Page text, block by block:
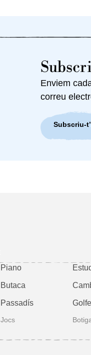
Enviem
correu
Subscriu-
Piano
Butaca
Passadís
Jocs